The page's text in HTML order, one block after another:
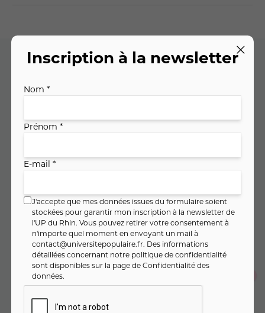
240, €
PAIEMENT FRACTIONNÉ
Dès80,00€/ mois pendant 3 mois
Montant total :240, 00€
Je m'inscris au cours
Inscription à la newsletter
Nom *
Prénom *
E-mail *
J'accepte que mes données issues du formulaire soient
stockées pour garantir mon inscription à la newsletter de
l'UP du Rhin. Vous pouvez retirer votre consentement à
n'importe quel moment en envoyant un mail à
contact@universitepopulaire.fr. Des informations
détaillées concernant notre politique de confidentialité
sont disponibles sur la page deConfidentialité des
données.